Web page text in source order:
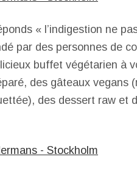
« l’indigestion ne
par des personnes de
buffet végétarien à
des gâteaux vegans
des dessert raw et